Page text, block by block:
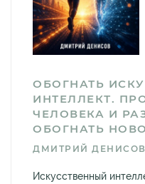
ОБОГНАТЬ
ИНТЕЛЛЕКТ.
ЧЕЛОВЕКА И
ОБОГНАТЬ
ДМИТРИЙ ДЕНИСОВ
Искусственный